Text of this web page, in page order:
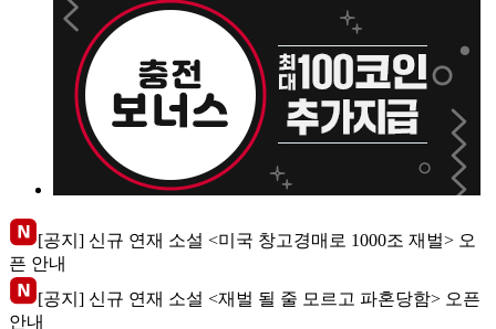
[공지] 신규 연재 소설 <미국 창고경매로 1000조 재벌> 오
픈 안내
[공지] 신규 연재 소설 <재벌 될 줄 모르고 파혼당함> 오픈
안내